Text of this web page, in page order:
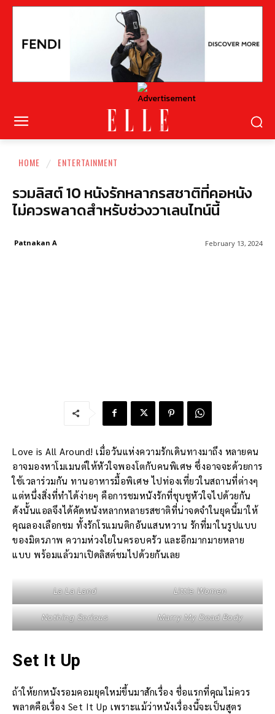
HOME ENTERTAINMENT
รวมลิสต์ 10 หนังรักหลากรสชาติที่คอหนัง
ไม่ควรพลาดสำหรับช่วงวาเลนไทน์นี้
February 13, 2024
Patnakan A
Love is All Around! เมื่อวันแห่งความรักเดินทางมาถึง หลายคน
อาจมองหาโมเมนต์ให้หัวใจพองโตกับคนพิเศษ ซึ่งอาจจะด้วยการ
ใช้เวลาร่วมกัน ทานอาหารมื้อพิเศษ ไปท่องเที่ยวในสถานที่ต่างๆ
แต่หนึ่งสิ่งที่ทำได้ง่ายๆ คือการชมหนังรักที่ชุบชูหัวใจไปด้วยกัน
ดังนั้นแอลจึงได้คัดหนังหลากหลายรสชาติที่น่าจดจำในยุคนี้มาให้
คุณลองเลือกชม ทั้งรักโรแมนติกอันแสนหวาน รักที่มาในรูปแบบ
ของมิตรภาพ ความห่วงใยในครอบครัว และอีกมากมายหลาย
แบบ พร้อมแล้วมาเปิดลิสต์ชมไปด้วยกันเลย
La La Land Little Women
Nothing Serious Marry My Dead Body
Set It Up
ถ้าให้ยกหนังรอมคอมยุคใหม่ขึ้นมาสักเรื่อง ชื่อแรกที่คุณไม่ควร
พลาดคือเรื่อง Set It Up เพราะแม้ว่าหนังเรื่องนี้จะเป็นสูตร